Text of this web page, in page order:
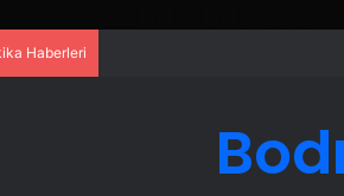
Haberleri